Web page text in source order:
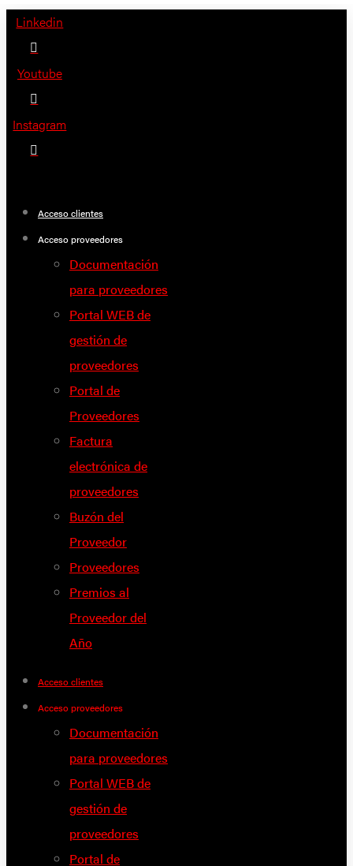
Saltar
contenido
Linkedin
Youtube
Instagram
Acceso clientes
Acceso proveedores
Documentación
para proveedores
Portal WEB de
gestión de
proveedores
Portal de
Proveedores
Factura
electrónica de
proveedores
Buzón del
Proveedor
Proveedores
Premios al
Proveedor del
Año
Acceso clientes
Acceso proveedores
Documentación
para proveedores
Portal WEB de
gestión de
proveedores
Portal de